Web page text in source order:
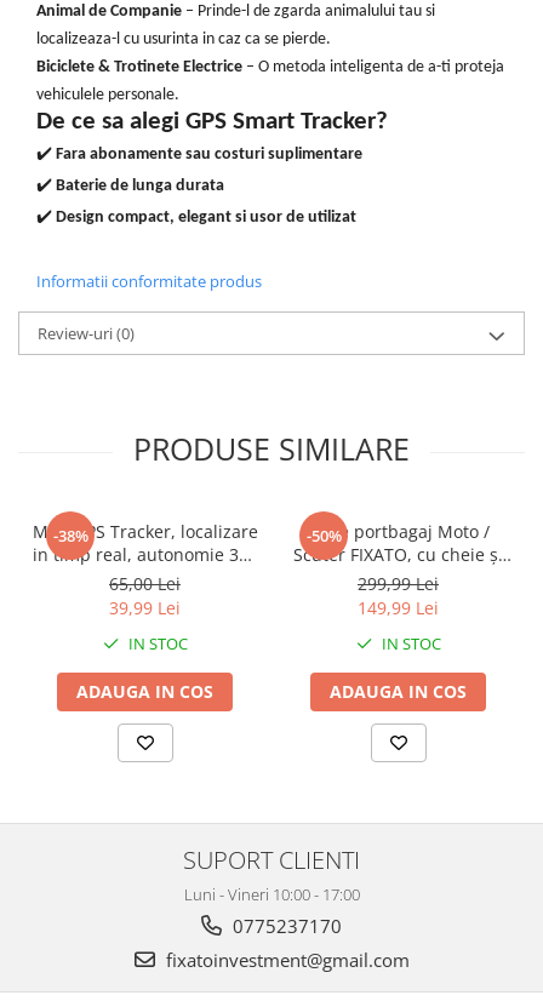
Animal de Companie – Prinde-l de zgarda animalului tau si
localizeaza-l cu usurinta in caz ca se pierde.
Biciclete & Trotinete Electrice – O metoda inteligenta de a-ti proteja
vehiculele personale.
De ce sa alegi GPS Smart Tracker?
✔️ Fara abonamente sau costuri suplimentare
✔️ Baterie de lunga durata
✔️ Design compact, elegant si usor de utilizat
Informatii conformitate produs
Review-uri(0)
PRODUSE SIMILARE
-38%
Mini GPS Tracker, localizare
in timp real, autonomie 365
zile, compatibil Apple Find
My, rezistent la apa, pentru
masini, copii, animale,
bagaje, negru, FIXATO
65,00 Lei
39,99 Lei
IN STOC
ADAUGA IN COS
-50%
Cutie portbagaj Moto /
Scuter FIXATO, cu cheie și
sistem antifurt,
39x39x29cm, Negru
299,99 Lei
149,99 Lei
IN STOC
ADAUGA IN COS
SUPORT CLIENTI
Luni - Vineri 10:00 - 17:00
0775237170
fixatoinvestment@gmail.com